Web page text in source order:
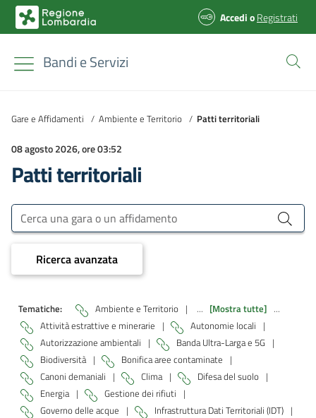
AccedioRegistrati
Bandi e Servizi
Gare e Affidamenti / Ambiente e Territorio / Patti territoriali
08 agosto 2026, ore 03:52
Patti territoriali
Bandi e Servizi
Cerca una gara o un affidamento
Ricerca avanzata
Tematiche: Ambiente e Territorio | ... [Mostra tutte] ...
Attività estrattive e minerarie | Autonomie locali |
Autorizzazione ambientali | Banda Ultra-Larga e 5G |
Biodiversità | Bonifica aree contaminate |
Canoni demaniali | Clima | Difesa del suolo |
Energia | Gestione dei rifiuti |
Governo delle acque | Infrastruttura Dati Territoriali (IDT) |